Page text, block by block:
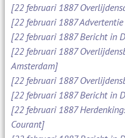
[22 februari 1887
[22 februari 1887
[22 februari 1887 Bericht in
[22 februari 1887
Amsterdam]
[22 februari 1887
[22 februari 1887 Bericht in
[22 februari 1887
Courant]